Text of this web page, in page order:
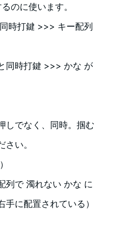
のに使います。
時打鍵 >>> キー配列
同時打鍵 >>> かな が
しでなく、同時。掴む
い。
列で 濁れない かな に
に配置されている）